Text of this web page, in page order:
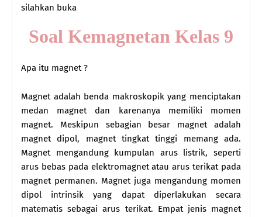
silahkan buka
Soal Kemagnetan Kelas 9
Apa itu magnet ?
Magnet adalah benda makroskopik yang menciptakan
medan magnet dan karenanya memiliki momen
magnet. Meskipun sebagian besar magnet adalah
magnet dipol, magnet tingkat tinggi memang ada.
Magnet mengandung kumpulan arus listrik, seperti
arus bebas pada elektromagnet atau arus terikat pada
magnet permanen. Magnet juga mengandung momen
dipol intrinsik yang dapat diperlakukan secara
matematis sebagai arus terikat. Empat jenis magnet